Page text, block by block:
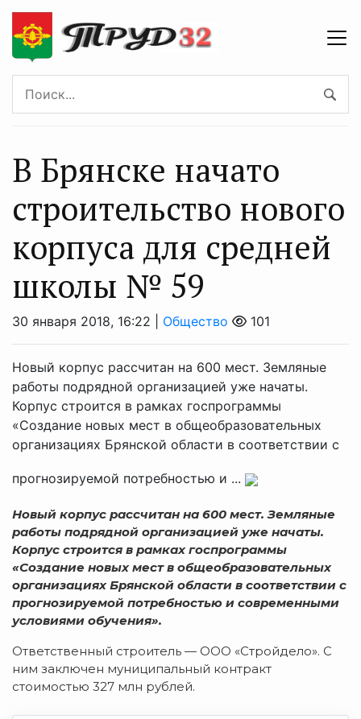
В Брянске начато
строительство нового
корпуса для средней
школы № 59
30 января 2018, 16:22 | Общество 101
Новый корпус рассчитан на 600 мест. Земляные
работы подрядной организацией уже начаты.
Корпус строится в рамках госпрограммы
«Создание новых мест в общеобразовательных
организациях Брянской области в соответствии с
прогнозируемой потребностью и ...
Новый корпус рассчитан на 600 мест. Земляные
работы подрядной организацией уже начаты.
Корпус строится в рамках госпрограммы
«Создание новых мест в общеобразовательных
организациях Брянской области в соответствии с
прогнозируемой потребностью и современными
условиями обучения».
Ответственный строитель — ООО «Стройдело». С
ним заключен муниципальный контракт
стоимостью 327 млн рублей.